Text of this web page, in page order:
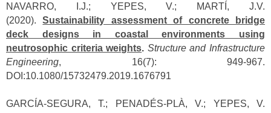
NAVARRO, I.J.; YEPES, V.; MARTÍ, J.V.
(2020).Sustainability assessment of concrete bridge
deck designs in coastal environments using
neutrosophic criteria weights. Structure and Infrastructure
Engineering, 16(7): 949-967.
DOI:10.1080/15732479.2019.1676791
GARCÍA-SEGURA, T.; PENADÉS-PLÀ, V.; YEPES, V.